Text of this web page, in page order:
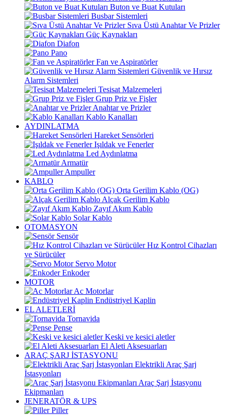
Buton ve Buat Kutuları
Busbar Sistemleri
Sıva Üstü Anahtar Ve Prizler
Güç Kaynakları
Diafon
Pano
Fan ve Aspiratörler
Güvenlik ve Hırsız
Alarm Sistemleri
Tesisat Malzemeleri
Grup Priz ve Fişler
Anahtar ve Prizler
Kablo Kanalları
AYDINLATMA
Hareket Sensörleri
Işıldak ve Fenerler
Led Aydınlatma
Armatür
Ampuller
KABLO
Orta Gerilim Kablo (OG)
Alçak Gerilim Kablo
Zayıf Akım Kablo
Solar Kablo
OTOMASYON
Sensör
Hız Kontrol Cihazları
ve Sürücüler
Servo Motor
Enkoder
MOTOR
Ac Motorlar
Endüstriyel Kaplin
EL ALETLERİ
Tornavida
Pense
Keski ve kesici aletler
El Aleti Aksesuarları
ARAÇ ŞARJ İSTASYONU
Elektrikli Araç Şarj
İstasyonları
Araç Şarj İstasyonu
Ekipmanları
JENERATÖR & UPS
Piller